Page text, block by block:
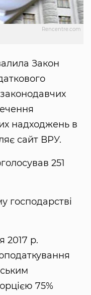
Rencentre.com
Закон
надходжень в
сайт ВРУ.
251
господарстві
2017 р.
75%